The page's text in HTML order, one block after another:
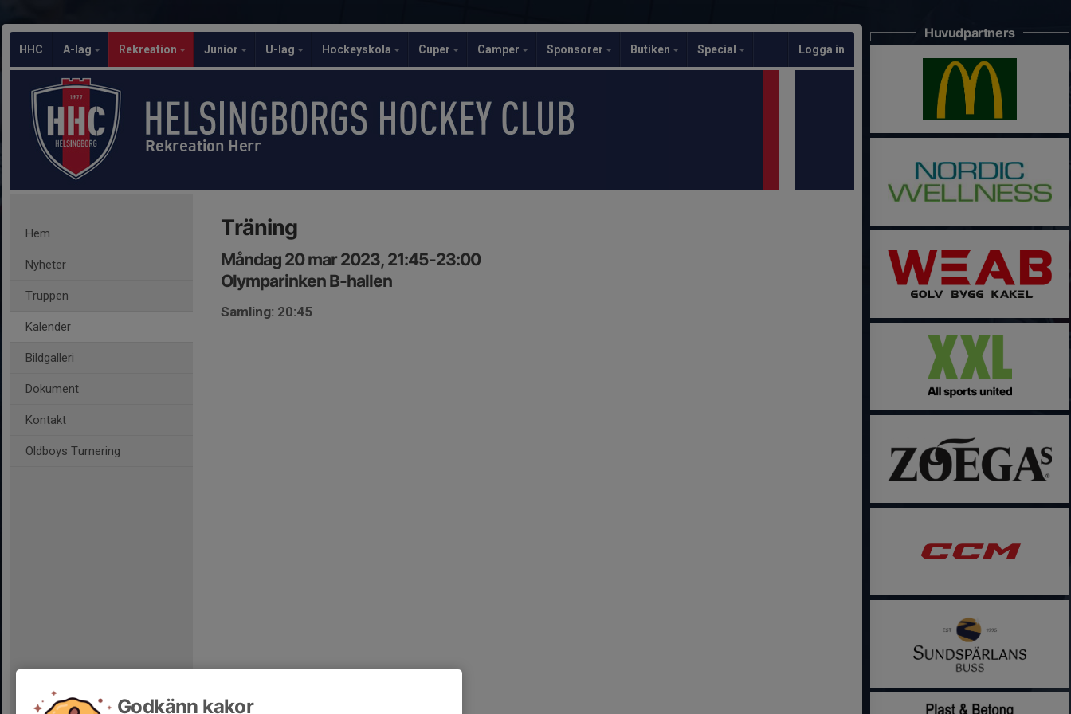
HHC A-lag Rekreation Junior U-lag Hockeyskola Cuper Camper Sponsorer Butiken Special Logga in
Rekreation Herr
Hem
Nyheter
Truppen
Kalender
Bildgalleri
Dokument
Kontakt
Oldboys Turnering
Träning
Måndag 20 mar 2023, 21:45-23:00
Olymparinken B-hallen
Samling: 20:45
Huvudpartners
Godkänn kakor